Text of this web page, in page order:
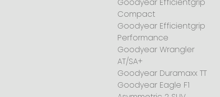
Compact
Goodyear Efficientgrip
Performance
Goodyear Wrangler
AT/SA+
Goodyear Duramaxx TT
Goodyear Eagle F1